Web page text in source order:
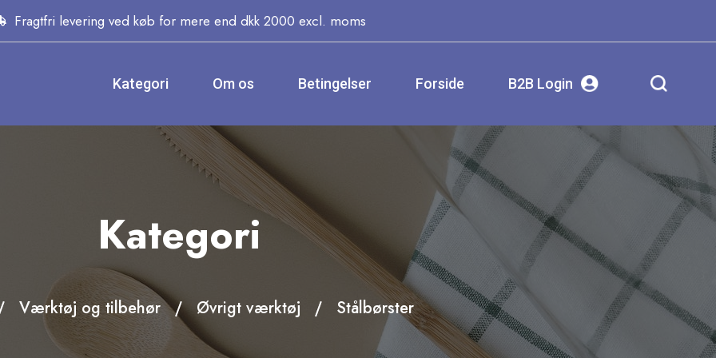
Fragtfri levering ved køb for mere end dkk 2000 excl. moms
Kategori Om os Betingelser Forside B2B Login
Kategori
Værktøj og tilbehør Øvrigt værktøj Stålbørster